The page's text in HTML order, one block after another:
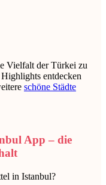
Vielfalt der Türkei zu
entdecken
schöne Städte
App – die
in Istanbul?